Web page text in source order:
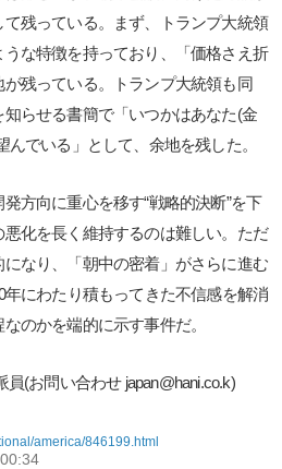
残っている。まず、トランプ大統領
な特徴を持っており、「価格さえ折
残っている。トランプ大統領も同
らせる書簡で「いつかはあなた(金
でいる」として、余地を残した。
方向に重心を移す“戦略的決断”を下
化を長く維持するのは難しい。ただ
なり、「朝中の密着」がさらに進む
にわたり積もってきた不信感を解消
のかを端的に示す事件だ。
(お問い合わせ japan@hani.co.k)
america/846199.html